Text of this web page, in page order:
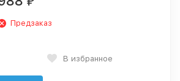
Предзаказ
В избранное